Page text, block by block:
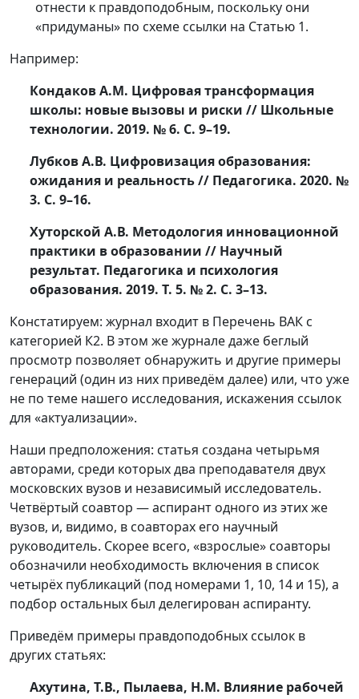
отнести к правдоподобным, поскольку они
«придуманы» по схеме ссылки на Статью 1.
Например:
Кондаков А.М. Цифровая трансформация
школы: новые вызовы и риски // Школьные
технологии. 2019. № 6. С. 9–19.
Лубков А.В. Цифровизация образования:
ожидания и реальность // Педагогика. 2020. №
3. С. 9–16.
Хуторской А.В. Методология инновационной
практики в образовании // Научный
результат. Педагогика и психология
образования. 2019. Т. 5. № 2. С. 3–13.
Констатируем: журнал входит в Перечень ВАК с
категорией К2. В этом же журнале даже беглый
просмотр позволяет обнаружить и другие примеры
генераций (один из них приведём далее) или, что уже
не по теме нашего исследования, искажения ссылок
для «актуализации».
Наши предположения: статья создана четырьмя
авторами, среди которых два преподавателя двух
московских вузов и независимый исследователь.
Четвёртый соавтор — аспирант одного из этих же
вузов, и, видимо, в соавторах его научный
руководитель. Скорее всего, «взрослые» соавторы
обозначили необходимость включения в список
четырёх публикаций (под номерами 1, 10, 14 и 15), а
подбор остальных был делегирован аспиранту.
Приведём примеры правдоподобных ссылок в
других статьях:
Ахутина, Т.В., Пылаева, Н.М. Влияние рабочей